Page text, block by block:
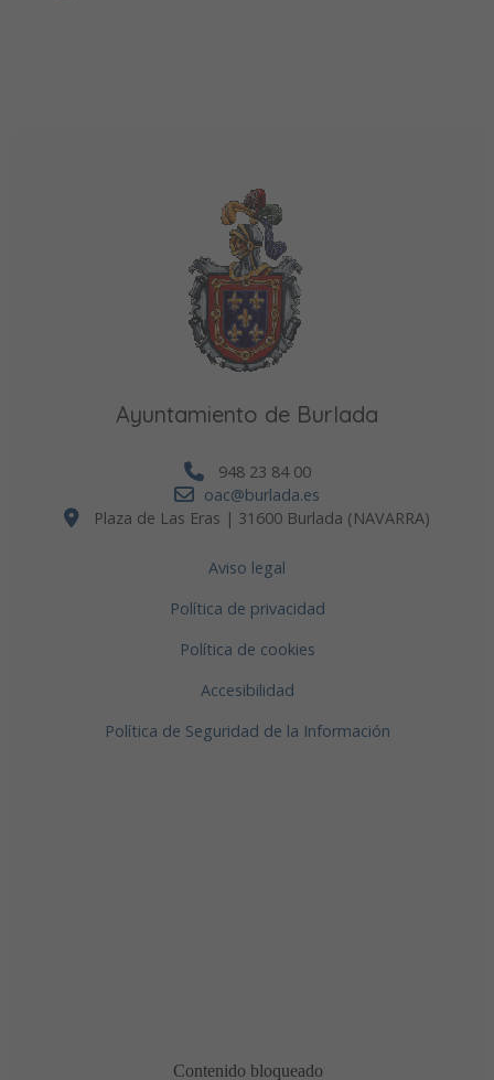
Ayuntamiento de Burlada
948 23 84 00
oac@burlada.es
Plaza de Las Eras | 31600 Burlada (NAVARRA)
Aviso legal
Política de privacidad
Política de cookies
Accesibilidad
Política de Seguridad de la Información